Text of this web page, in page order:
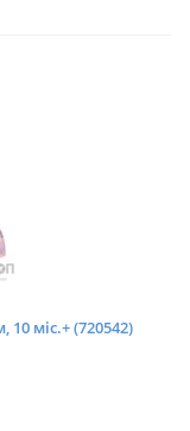
міс.+ (720542)